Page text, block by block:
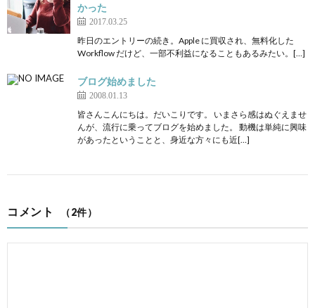
かった
2017.03.25
昨日のエントリーの続き。Apple に買収され、無料化した
Workflow だけど、一部不利益になることもあるみたい。[…]
ブログ始めました
2008.01.13
皆さんこんにちは。だいこりです。 いまさら感はぬぐえませ
んが、流行に乗ってブログを始めました。 動機は単純に興味
があったということと、身近な方々にも近[…]
コメント （2件）